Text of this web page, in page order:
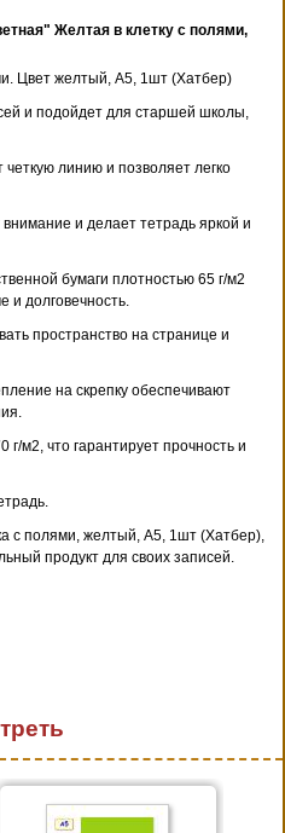
Желтая в клетку с полями,
Цвет желтый, А5, 1шт (Хатбер)
и подойдет для старшей школы,
четкую линию и позволяет легко
и делает тетрадь яркой и
бумаги плотностью 65 г/м2
и долговечность.
пространство на странице и
на скрепку обеспечивают
г/м2, что гарантирует прочность и
с полями, желтый, А5, 1шт (Хатбер),
продукт для своих записей.